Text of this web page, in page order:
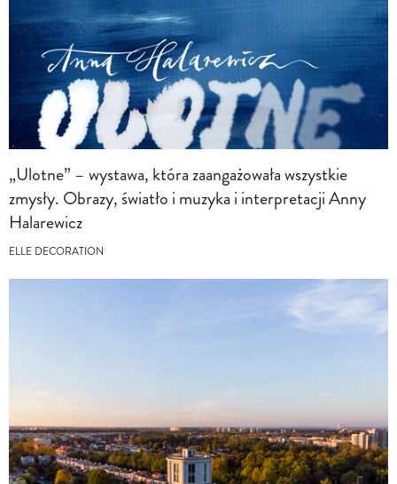
„Ulotne” – wystawa, która zaangażowała wszystkie
zmysły. Obrazy, światło i muzyka i interpretacji Anny
Halarewicz
ELLE DECORATION